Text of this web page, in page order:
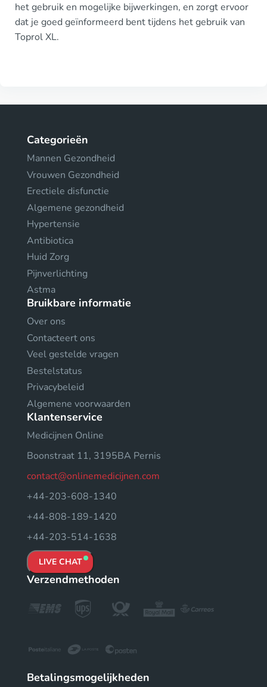
het gebruik en mogelijke bijwerkingen, en zorgt ervoor
dat je goed geïnformeerd bent tijdens het gebruik van
Toprol XL.
Categorieën
Mannen Gezondheid
Vrouwen Gezondheid
Erectiele disfunctie
Algemene gezondheid
Hypertensie
Antibiotica
Huid Zorg
Pijnverlichting
Astma
Bruikbare informatie
Over ons
Contacteert ons
Veel gestelde vragen
Bestelstatus
Privacybeleid
Algemene voorwaarden
Klantenservice
Medicijnen Online
Boonstraat 11, 3195BA Pernis
contact@onlinemedicijnen.com
+44-203-608-1340
+44-808-189-1420
+44-203-514-1638
LIVE CHAT
Verzendmethoden
Betalingsmogelijkheden